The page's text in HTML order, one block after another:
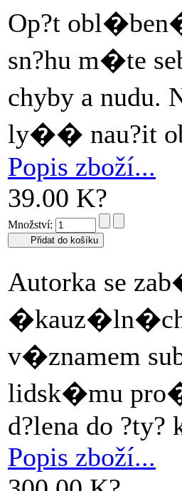
Op?t
sn?hu m�te
chyby a
ly�� nau?it
Popis zboží...
39.00 K?
Množství:
Autorka se
�kauz�ln�ch
v�znamem
lidsk�mu
d?lena do ?ty?
Popis zboží...